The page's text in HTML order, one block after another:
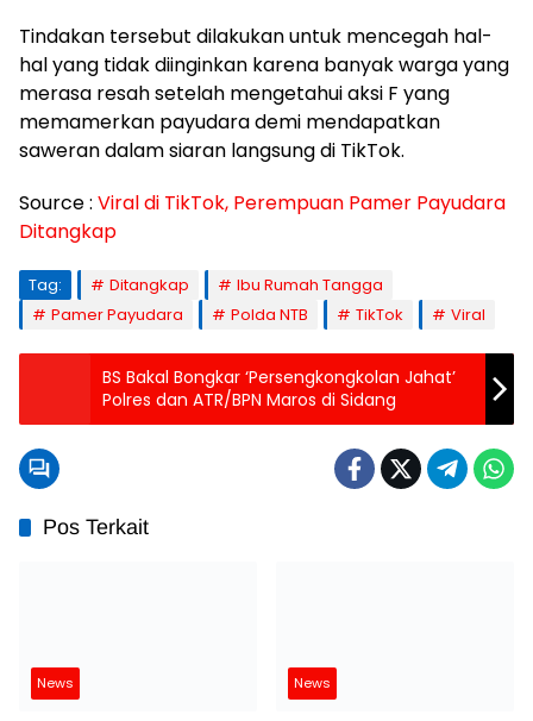
Tindakan tersebut dilakukan untuk mencegah hal-
hal yang tidak diinginkan karena banyak warga yang
merasa resah setelah mengetahui aksi F yang
memamerkan payudara demi mendapatkan
saweran dalam siaran langsung di TikTok.
Source : Viral di TikTok, Perempuan Pamer Payudara
Ditangkap
Tag: Ditangkap
Ibu Rumah Tangga
Pamer Payudara
Polda NTB TikTok Viral
BS Bakal Bongkar ‘Persengkongkolan Jahat’
Polres dan ATR/BPN Maros di Sidang
Pos Terkait
News News